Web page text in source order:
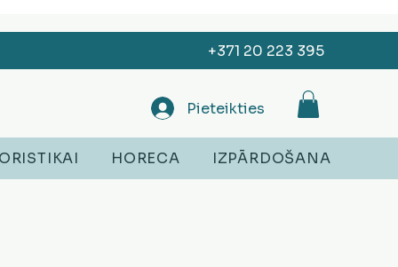
+371 20 223 395
Pieteikties
HORECA IZPĀRDOŠANA